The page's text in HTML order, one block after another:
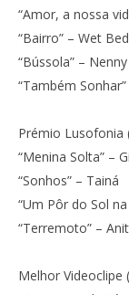
“Amor, a nossa
“Bairro” – Wet
“Bússola” – Nenny
“Também Sonhar”
Prémio Lusofonia
“Menina Solta” –
“Sonhos” – Tainá
“Um Pôr do Sol
“Terremoto” –
Melhor Videoclipe